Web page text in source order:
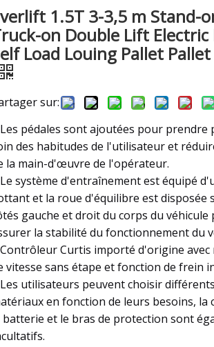
1.5T 3-3,5 m Stand-
on Double Lift Electric
Load Louing Pallet
sur:
pédales sont ajoutées pour prendre
des habitudes de l'utilisateur et
la main-d'œuvre de l'opérateur.
système d'entraînement est équipé
et la roue d'équilibre est disposée
gauche et droit du corps du véhicule
la stabilité du fonctionnement du
Curtis importé d'origine
vitesse sans étape et fonction de frein
utilisateurs peuvent choisir
en fonction de leurs besoins, la
batterie et le bras de protection sont